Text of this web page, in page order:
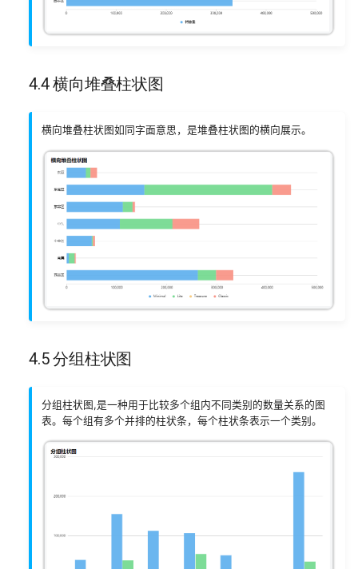
4.4 横向堆叠柱状图
横向堆叠柱状图如同字面意思，是堆叠柱状图的横向展示。
4.5 分组柱状图
分组柱状图,是一种用于比较多个组内不同类别的数量关系的图
表。每个组有多个并排的柱状条，每个柱状条表示一个类别。